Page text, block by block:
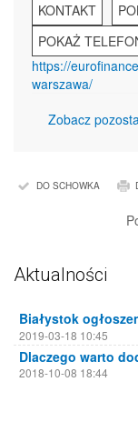
KONTAKT
POKAŻ
https://
warszawa/
Zobacz
DO SCHOWKA
Aktualności
2019-03-18 10:45
Dlaczego warto
2018-10-08 18:44